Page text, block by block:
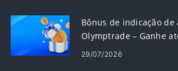
Bônus de indicação de
Olymptrade – Ganhe
comissão sobre
29/07/2026